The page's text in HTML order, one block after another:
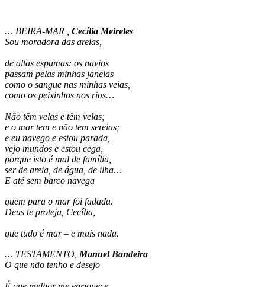
… BEIRA-MAR , Cecília Meireles
Sou moradora das areias,
de altas espumas: os navios
passam pelas minhas janelas
como o sangue nas minhas veias,
como os peixinhos nos rios…
Não têm velas e têm velas;
e o mar tem e não tem sereias;
e eu navego e estou parada,
vejo mundos e estou cega,
porque isto é mal de família,
ser de areia, de água, de ilha…
E até sem barco navega
quem para o mar foi fadada.
Deus te proteja, Cecília,
que tudo é mar – e mais nada.
… TESTAMENTO,Manuel Bandeira
O que não tenho e desejo